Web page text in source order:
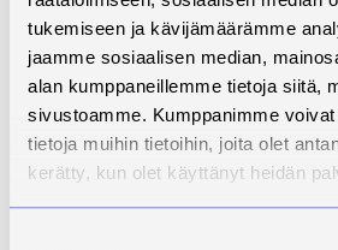
tukemiseen ja kävijämäärämme
jaamme sosiaalisen median,
alan kumppaneillemme tietoja siitä,
sivustoamme. Kumppanimme
tietoja muihin tietoihin, joita olet
kerätty, kun olet käyttänyt heidän
– Niina